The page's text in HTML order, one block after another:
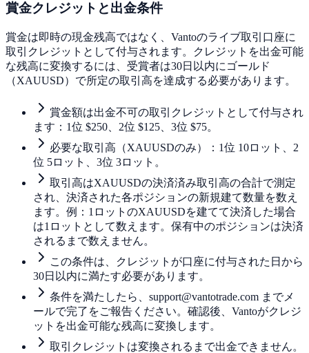
賞金クレジットと出金条件
賞金は即時の現金残高ではなく、Vantoのライブ取引口座に
取引クレジットとして付与されます。クレジットを出金可能
な残高に変換するには、受賞者は30日以内にゴールド
（XAUUSD）で所定の取引高を達成する必要があります。
賞金額は出金不可の取引クレジットとして付与され
ます：1位 $250、2位 $125、3位 $75。
必要な取引高（XAUUSDのみ）：1位 10ロット、2
位 5ロット、3位 3ロット。
取引高はXAUUSDの決済済み取引高の合計で測定
され、決済された各ポジションの新規建て数量を数え
ます。例：1ロットのXAUUSDを建てて決済した場合
は1ロットとして数えます。保有中のポジションは決済
されるまで数えません。
この条件は、クレジットが口座に付与された日から
30日以内に満たす必要があります。
条件を満たしたら、 support@vantotrade.com までメ
ールで完了をご報告ください。確認後、Vantoがクレジ
ットを出金可能な残高に変換します。
取引クレジットは変換されるまで出金できません。